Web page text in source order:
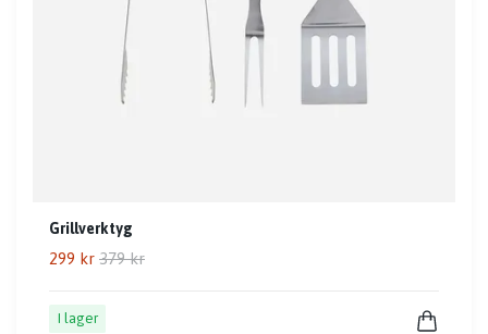
Grillverktyg
299 kr 379 kr
I lager